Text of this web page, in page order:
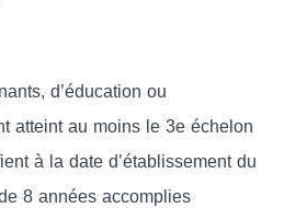
d’éducation ou
atteint au moins le 3e échelon
à la date d’établissement du
8 années accomplies